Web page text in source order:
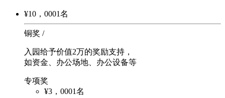
¥10 ， 0001名
铜奖 /
入园给予价值2万的奖励支持，
如资金、办公场地、办公设备等
专项奖
¥3 ， 0001名